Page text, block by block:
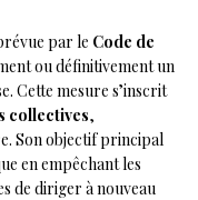
par le Code de
ou définitivement un
Cette mesure s’inscrit
collectives,
Son objectif principal
en empêchant les
de diriger à nouveau